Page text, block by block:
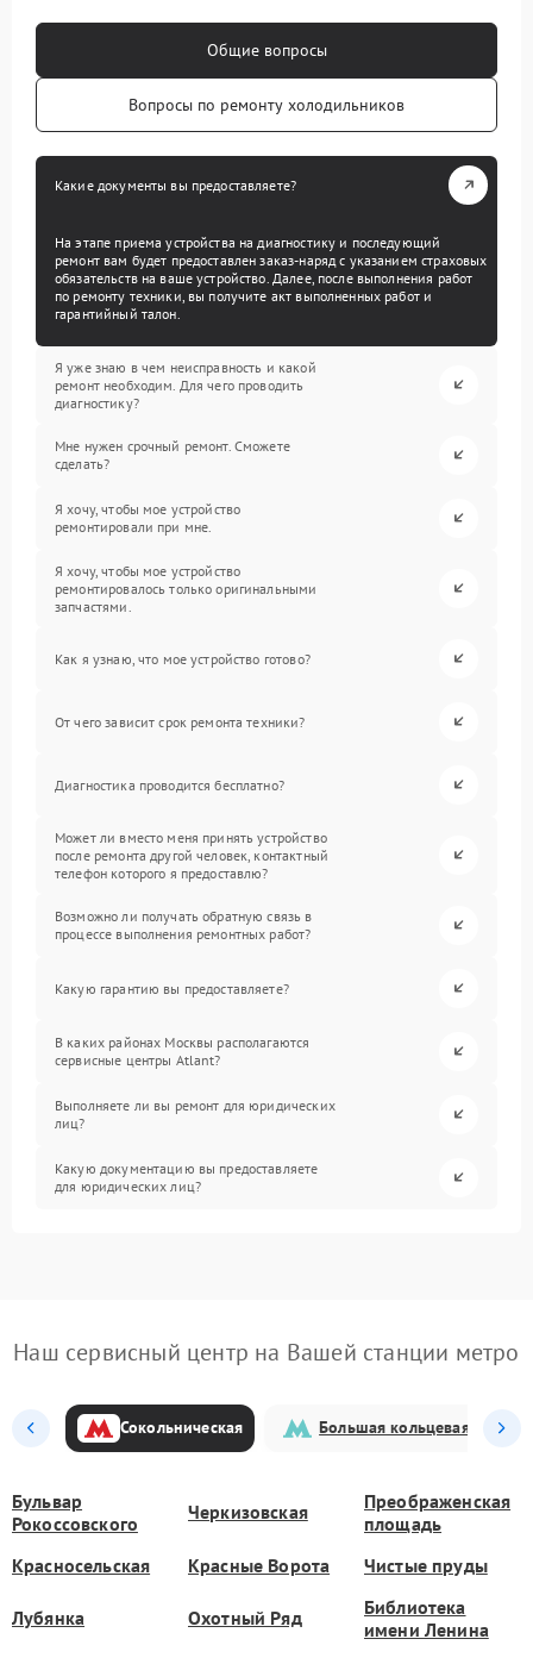
Общие вопросы
Вопросы по ремонту холодильников
Какие документы вы предоставляете?
На этапе приема устройства на диагностику и последующий
ремонт вам будет предоставлен заказ-наряд с указанием страховых
обязательств на ваше устройство. Далее, после выполнения работ
по ремонту техники, вы получите акт выполненных работ и
гарантийный талон.
Я уже знаю в чем неисправность и какой
ремонт необходим. Для чего проводить
диагностику?
Мне нужен срочный ремонт. Сможете
сделать?
Я хочу, чтобы мое устройство
ремонтировали при мне.
Я хочу, чтобы мое устройство
ремонтировалось только оригинальными
запчастями.
Как я узнаю, что мое устройство готово?
От чего зависит срок ремонта техники?
Диагностика проводится бесплатно?
Может ли вместо меня принять устройство
после ремонта другой человек, контактный
телефон которого я предоставлю?
Возможно ли получать обратную связь в
процессе выполнения ремонтных работ?
Какую гарантию вы предоставляете?
В каких районах Москвы располагаются
сервисные центры Atlant?
Выполняете ли вы ремонт для юридических
лиц?
Какую документацию вы предоставляете
для юридических лиц?
Наш сервисный центр на Вашей станции метро
Сокольническая Большая кольцевая
Бульвар
Рокоссовского
Черкизовская
Преображенская
площадь
Красносельская
Красные Ворота Чистые пруды
Лубянка Охотный Ряд
Библиотека
имени Ленина